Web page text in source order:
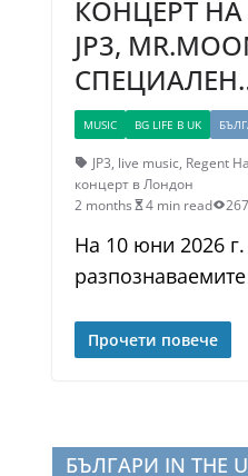
КОНЦЕРТ
JP3,
MUSIC BG LIFE В UK
JP3, live music, Regent
концерт в Лондон
2 months
4 min read
На 10 юни 2026
Прочети повече
БЪЛГАРИ IN THE